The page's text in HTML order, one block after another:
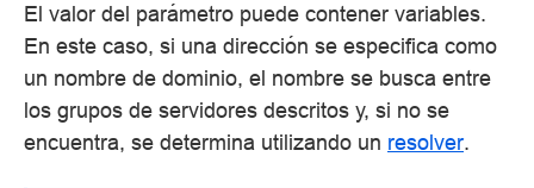
El valor del parámetro puede contener variables.
En este caso, si una dirección se especifica como
un nombre de dominio, el nombre se busca entre
los grupos de servidores descritos y, si no se
encuentra, se determina utilizando un resolver.